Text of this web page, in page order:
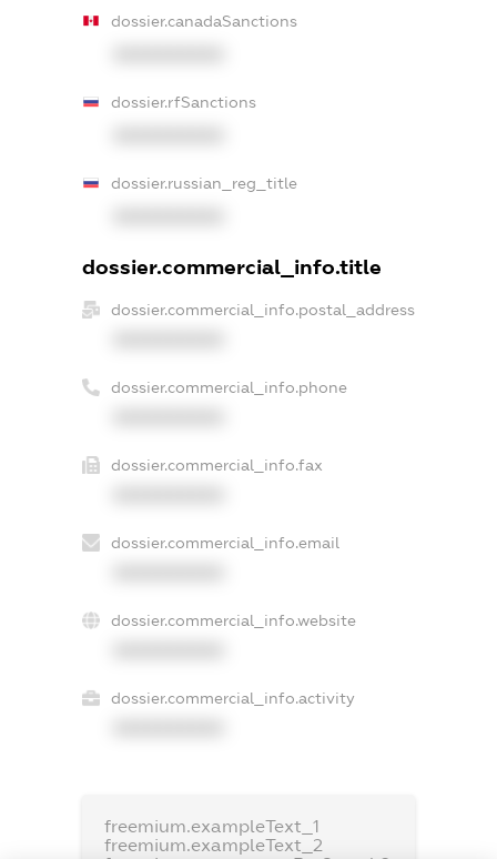
dossier.canadaSanctions
dossier.rfSanctions
dossier.russian_reg_title
dossier.commercial_info.title
dossier.commercial_info.postal_address
dossier.commercial_info.phone
dossier.commercial_info.fax
dossier.commercial_info.email
dossier.commercial_info.website
dossier.commercial_info.activity
freemium.exampleText_1
freemium.exampleText_2